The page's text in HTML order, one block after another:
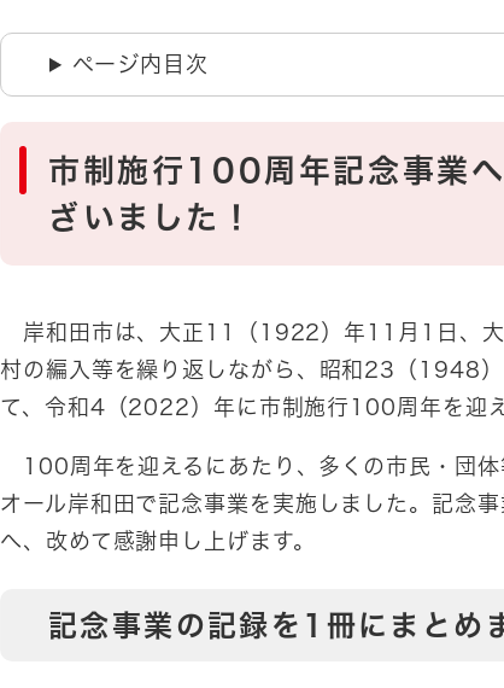
ページ内目次
市制施行100周年記念事業
ざいました！
岸和田市は、大正11（1922）年11月1日、大
村の編入等を繰り返しながら、昭和23（1948
て、令和4（2022）年に市制施行100周年を迎え
100周年を迎えるにあたり、多くの市民・団体
オール岸和田で記念事業を実施しました。記念
へ、改めて感謝申し上げます。
記念事業の記録を1冊にまとめ